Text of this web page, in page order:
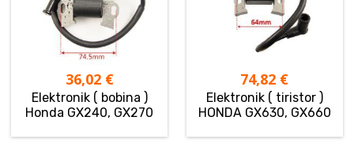
36,02 €
Elektronik ( bobina )
Honda GX240, GX270
74,82 €
Elektronik ( tiristor )
HONDA GX630, GX660